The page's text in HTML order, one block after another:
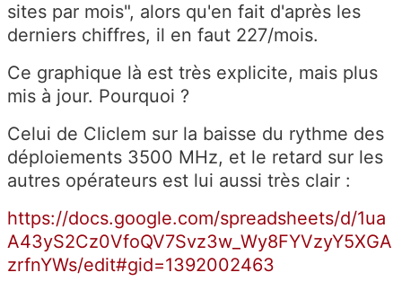
sites par mois", alors qu'en fait d'après les
derniers chiffres, il en faut 227/mois.
Ce graphique là est très explicite, mais plus
mis à jour. Pourquoi ?
Celui de Cliclem sur la baisse du rythme des
déploiements 3500 MHz, et le retard sur les
autres opérateurs est lui aussi très clair :
https://docs.google.com/spreadsheets/d/1ua
A43yS2Cz0VfoQV7Svz3w_Wy8FYVzyY5XGA
zrfnYWs/edit#gid=1392002463